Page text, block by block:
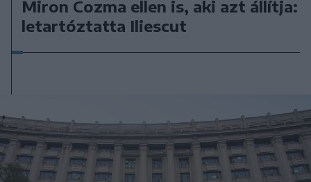
Miron Cozma ellen is, aki azt állítja:
letartóztatta Iliescut